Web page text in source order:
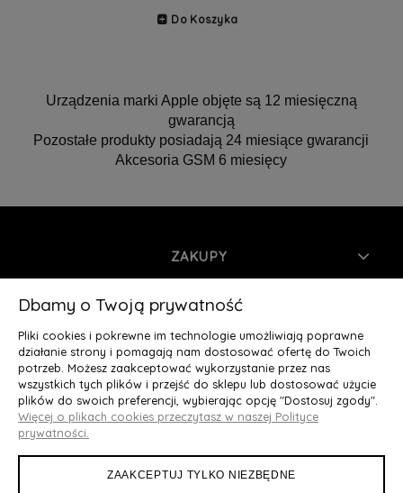
Do Koszyka
Urządzenia marki Apple objęte są 12 miesięczną
gwarancją
Pozostałe produkty posiadają 24 miesiące gwarancji
Akcesoria GSM 6 miesięcy
ZAKUPY
INFORMACJE
MOJE KONTO
O NAS
Deluxury.pl
Dbamy o Twoją prywatność
Pliki cookies i pokrewne im technologie umożliwiają poprawne
działanie strony i pomagają nam dostosować ofertę do Twoich
potrzeb. Możesz zaakceptować wykorzystanie przez nas
wszystkich tych plików i przejść do sklepu lub dostosować użycie
plików do swoich preferencji, wybierając opcję "Dostosuj zgody".
Więcej o plikach cookies przeczytasz w naszej Polityce
prywatności.
ZAAKCEPTUJ TYLKO NIEZBĘDNE